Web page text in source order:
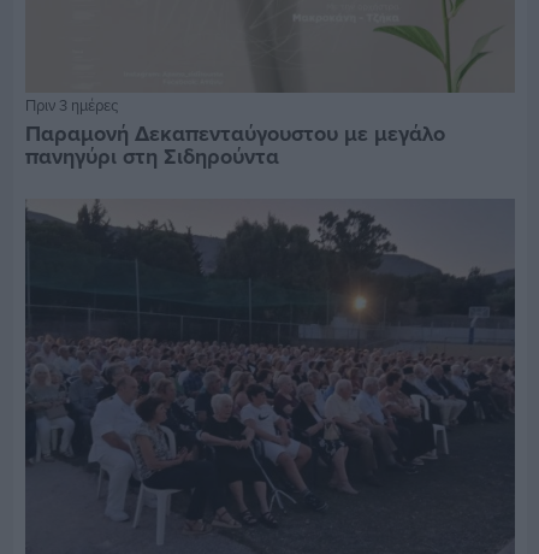
Πριν 3 ημέρες
Παραμονή Δεκαπενταύγουστου με μεγάλο
πανηγύρι στη Σιδηρούντα